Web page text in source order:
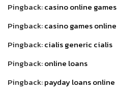
Pingback:casino online games
Pingback:casino games online
Pingback:cialis generic cialis
Pingback:online loans
Pingback:payday loans online